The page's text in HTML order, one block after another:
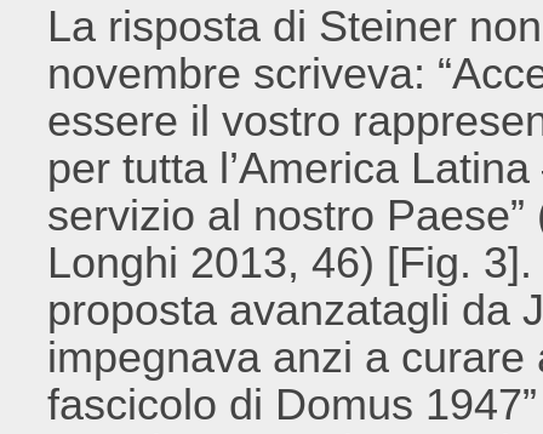
La risposta di Steiner
novembre scriveva:
essere il vostro
per tutta l’America
servizio al nostro
Longhi 2013, 46) [Fig.
proposta avanzatagli da
impegnava anzi a curare
fascicolo di Domus